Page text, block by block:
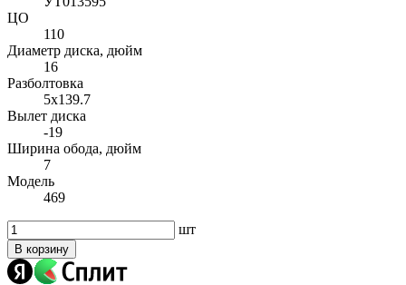
ЦО
110
Диаметр диска, дюйм
16
Разболтовка
5x139.7
Вылет диска
-19
Ширина обода, дюйм
7
Модель
469
шт
В корзину